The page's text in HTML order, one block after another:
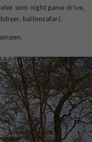
som night game drive,
ballonsafari.